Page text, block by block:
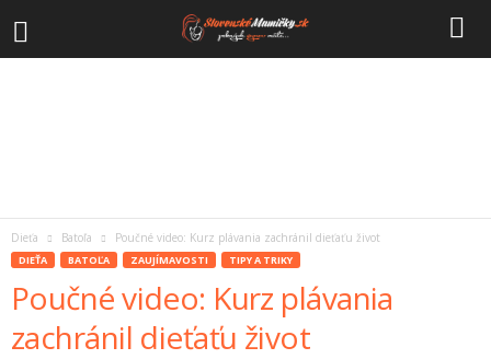
Dieťa Batoľa Poučné video: Kurz plávania zachránil dieťaťu život
DIEŤA BATOĽA ZAUJÍMAVOSTI TIPY A TRIKY
Poučné video: Kurz plávania
zachránil dieťaťu život